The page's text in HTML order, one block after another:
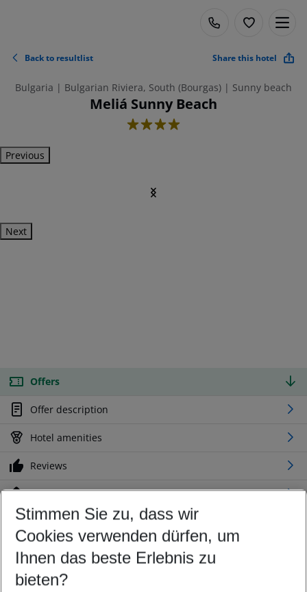
Back to resultlist Share this hotel
Bulgaria | Bulgarian Riviera, South (Bourgas) | Sunny beach
Meliá Sunny Beach
4
Previous
Next
Offers
Offer description
Hotel amenities
Reviews
Location
Customize your offer
Find the perfect deal which suits your best
Your departure airport
Any airport
Stimmen Sie zu, dass wir
Cookies verwenden dürfen, um
Ihnen das beste Erlebnis zu
bieten?